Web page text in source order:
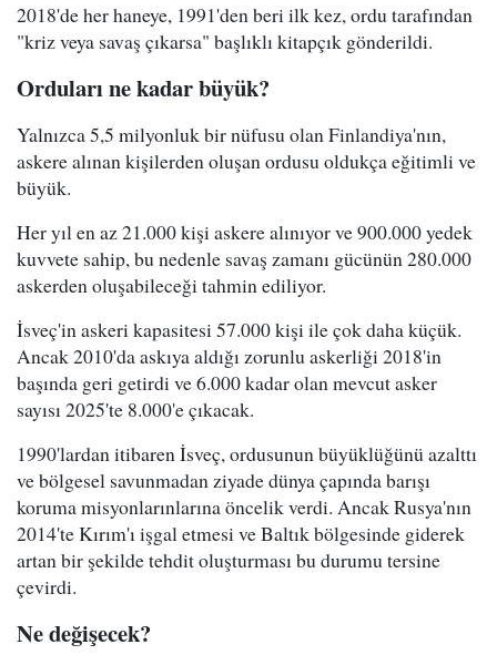
2018'de her haneye, 1991'den beri ilk kez, ordu tarafından
"kriz veya savaş çıkarsa" başlıklı kitapçık gönderildi.
Orduları ne kadar büyük?
Yalnızca 5,5 milyonluk bir nüfusu olan Finlandiya'nın,
askere alınan kişilerden oluşan ordusu oldukça eğitimli ve
büyük.
Her yıl en az 21.000 kişi askere alınıyor ve 900.000 yedek
kuvvete sahip, bu nedenle savaş zamanı gücünün 280.000
askerden oluşabileceği tahmin ediliyor.
İsveç'in askeri kapasitesi 57.000 kişi ile çok daha küçük.
Ancak 2010'da askıya aldığı zorunlu askerliği 2018'in
başında geri getirdi ve 6.000 kadar olan mevcut asker
sayısı 2025'te 8.000'e çıkacak.
1990'lardan itibaren İsveç, ordusunun büyüklüğünü azalttı
ve bölgesel savunmadan ziyade dünya çapında barışı
koruma misyonlarınlarına öncelik verdi. Ancak Rusya'nın
2014'te Kırım'ı işgal etmesi ve Baltık bölgesinde giderek
artan bir şekilde tehdit oluşturması bu durumu tersine
çevirdi.
Ne değişecek?